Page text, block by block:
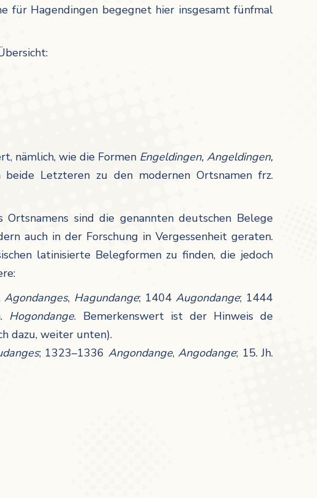
für Hagendingen begegnet hier insgesamt fünfmal
nämlich, wie die Formen Engeldingen, Angeldingen,
beide Letzteren zu den modernen Ortsnamen frz.
sind die genannten deutschen Belege
auch in der Forschung in Vergessenheit geraten.
latinisierte Belegformen zu finden, die jedoch
Agondanges, Hagundange; 1404Augondange; 1444
Hogondange. Bemerkenswert ist der Hinweis de
dazu, weiter unten).
; 1323–1336 Angondange,Angodange; 15. Jh.